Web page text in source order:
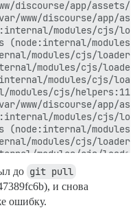
discourse/app/
www/discourse/app/
modules/cjs/
(node:internal/
modules/cjs/
modules/cjs/
modules/cjs/
modules/cjs/
www/discourse/app/
modules/cjs/
(node:internal/
modules/cjs/
modules/cjs/
modules/cjs/
modules/cjs/
www/discourse/app/
modules/cjs/
до git pull
и снова
ошибку.